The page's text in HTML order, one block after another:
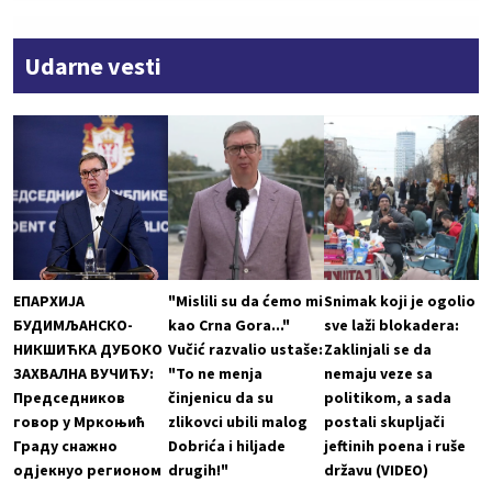
Udarne vesti
ЕПАРХИЈА
БУДИМЉАНСКО-
НИКШИЋКА ДУБОКО
ЗАХВАЛНА ВУЧИЋУ:
Председников
говор у Мркоњић
Граду снажно
одјекнуо регионом
"Mislili su da ćemo mi
kao Crna Gora..."
Vučić razvalio ustaše:
"To ne menja
činjenicu da su
zlikovci ubili malog
Dobrića i hiljade
drugih!"
Snimak koji je ogolio
sve laži blokadera:
Zaklinjali se da
nemaju veze sa
politikom, a sada
postali skupljači
jeftinih poena i ruše
državu (VIDEO)